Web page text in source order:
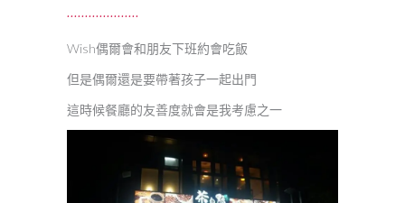
Wish偶爾會和朋友下班約會吃飯
但是偶爾還是要帶著孩子一起出門
這時候餐廳的友善度就會是我考慮之一